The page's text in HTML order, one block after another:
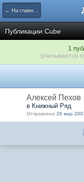
← На главную
Публикации Cube
1
(учитываются
Алексей Пехов
в Книжный Ряд
Отправлено 26 мар